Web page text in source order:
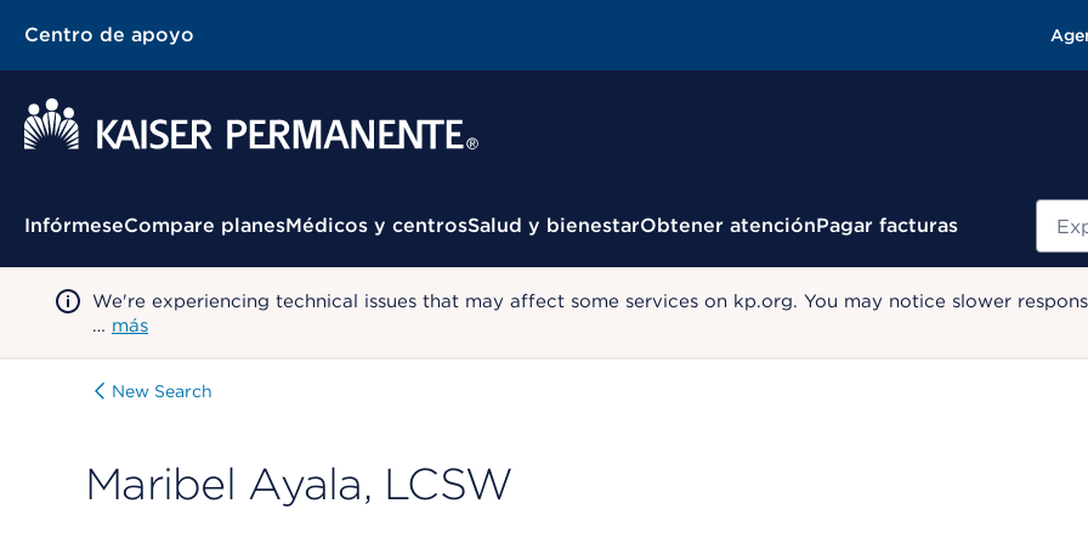
Centro de apoyo
Menú contextual
InfórmeseCompare planesMédicos y centrosSalud y bienestarObtener atenciónPagar facturas
We're experiencing technical issues that may affect some services on kp.org. You may notice slower
… más
New Search
Maribel Ayala, LCSW